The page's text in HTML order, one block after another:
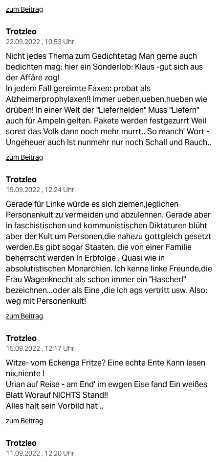
zum Beitrag
Trotzleo
22.09.2022 , 10:53 Uhr
Nicht jedes Thema zum Gedichtetag Man gerne auch
bedichten mag: hier ein Sonderlob: Klaus -gut sich aus
der Affäre zog!
In jedem Fall gereimte Faxen: probat als
Alzheimerprophylaxen!! Immer ueben,ueben,hueben wie
drüben! In einer Welt der "Lieferhelden" Muss "Liefern"
auch für Ampeln gelten. Pakete werden festgezurrt Weil
sonst das Volk dann noch mehr murrt.. So manch' Wort -
Ungeheuer auch Ist nunmehr nur noch Schall und Rauch..
zum Beitrag
Trotzleo
19.09.2022 , 12:24 Uhr
Gerade für Linke würde es sich ziemen,jeglichen
Personenkult zu vermeiden und abzulehnen. Gerade aber
in faschistischen und kommunistischen Diktaturen blüht
aber der Kult um Personen,die nahezu gottgleich gesetzt
werden.Es gibt sogar Staaten, die von einer Familie
beherrscht werden In Erbfolge . Quasi wie in
absolutistischen Monarchien. Ich kenne linke Freunde,die
Frau Wagenknecht als schon immer ein "Hascherl"
bezeichnen...oder als Eine ,die Ich ags vertritt usw. Also:
weg mit Personenkult!
zum Beitrag
Trotzleo
15.09.2022 , 12:17 Uhr
Witze- vom Eckenga Fritze? Eine echte Ente Kann lesen
nix,niente !
Urian auf Reise - am End' im ewgen Eise fand Ein weißes
Blatt Worauf NICHTS Stand!!
Alles halt sein Vorbild hat ..
zum Beitrag
Trotzleo
11.09.2022 , 12:20 Uhr